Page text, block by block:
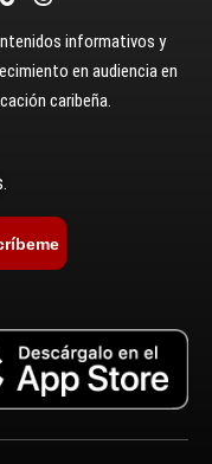
informativos y
en audiencia en
caribeña.